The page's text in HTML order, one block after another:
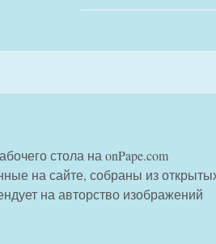
стола на onPape.com
на сайте, собраны из
на авторство изображений